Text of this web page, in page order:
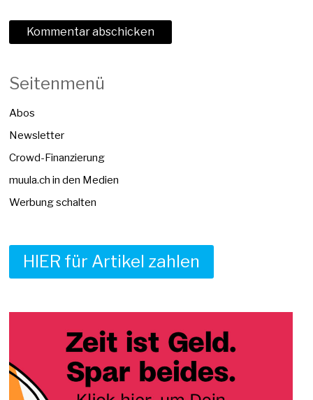
Seitenmenü
Abos
Newsletter
Crowd-Finanzierung
muula.ch in den Medien
Werbung schalten
HIER für Artikel zahlen